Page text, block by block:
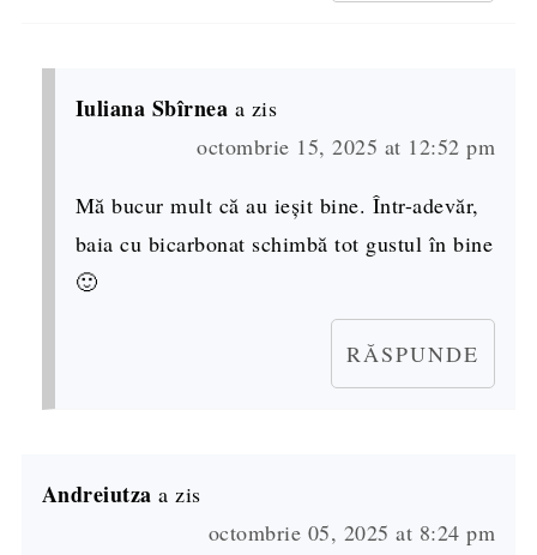
Iuliana Sbîrnea a zis
octombrie 15, 2025 at 12:52 pm
Mă bucur mult că au ieșit bine. Într-adevăr,
baia cu bicarbonat schimbă tot gustul în bine
🙂
RĂSPUNDE
Andreiutza a zis
octombrie 05, 2025 at 8:24 pm